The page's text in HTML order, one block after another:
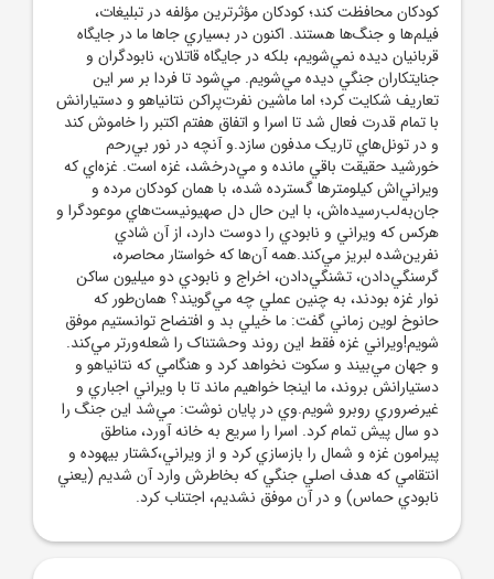
کودکان محافظت کند؛ کودکان مؤثرترين مؤلفه در تبليغات،
فيلم‌ها و جنگ‌ها هستند. اکنون در بسياري جاها ما در جايگاه
قربانيان ديده نمي‌شويم، بلکه در جايگاه قاتلان، نابودگران و
جنايتکاران جنگي ديده مي‌شويم. مي‌شود تا فردا بر سر اين
تعاريف شکايت کرد؛ اما ماشين نفرت‌پراکن نتانياهو و دستيارانش
با تمام قدرت فعال شد تا اسرا و اتفاق هفتم اکتبر را خاموش کند
و در تونل‌هاي تاريک مدفون سازد.و آنچه در نور بي‌رحم
خورشيد حقيقت باقي مانده و مي‌درخشد، غزه است. غزه‌اي که
ويراني‌اش کيلومترها گسترده شده، با همان کودکان مرده و
جان‌به‌لب‌رسيده‌اش، با اين حال دل صهيونيست‌هاي موعودگرا و
هرکس که ويراني و نابودي را دوست دارد، از آن شادي
نفرين‌شده لبريز مي‌کند.همه آن‌ها که خواستار محاصره،
گرسنگي‌دادن، تشنگي‌دادن، اخراج و نابودي دو ميليون ساکن
نوار غزه بودند، به چنين عملي چه مي‌گويند؟ همان‌طور که
حانوخ لوين زماني گفت: ما خيلي بد و افتضاح توانستيم موفق
شويم!ويراني غزه فقط اين روند وحشتناک را شعله‌ورتر مي‌کند.
و جهان مي‌بيند و سکوت نخواهد کرد و هنگامي که نتانياهو و
دستيارانش بروند، ما اينجا خواهيم ماند تا با ويراني اجباري و
غيرضروري روبرو شويم.وي در پايان نوشت: مي‌شد اين جنگ را
دو سال پيش تمام کرد. اسرا را سريع به خانه آورد، مناطق
پيرامون غزه و شمال را بازسازي کرد و از ويراني،کشتار ‌بيهوده و
انتقامي که هدف اصلي جنگي که بخاطرش وارد آن شديم (يعني
نابودي حماس) و در آن موفق نشديم، اجتناب کرد.